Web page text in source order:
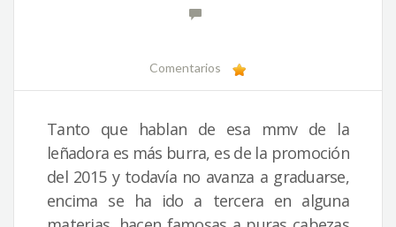
Comentarios
Tanto que hablan de esa mmv de la
leñadora es más burra, es de la promoción
del 2015 y todavía no avanza a graduarse,
encima se ha ido a tercera en alguna